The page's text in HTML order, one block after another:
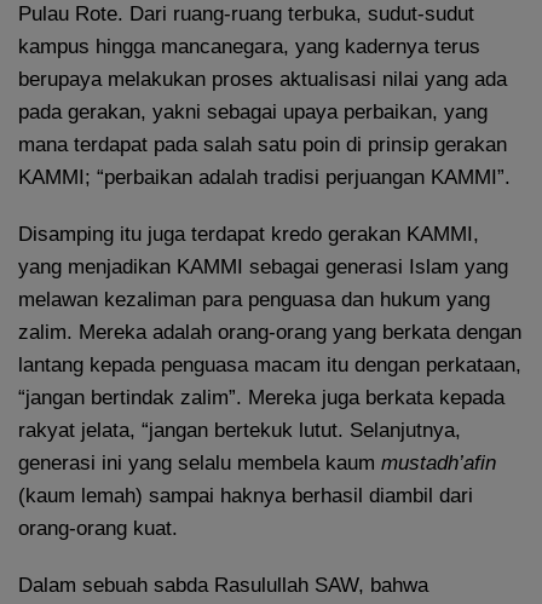
Pulau Rote. Dari ruang-ruang terbuka, sudut-sudut
kampus hingga mancanegara, yang kadernya terus
berupaya melakukan proses aktualisasi nilai yang ada
pada gerakan, yakni sebagai upaya perbaikan, yang
mana terdapat pada salah satu poin di prinsip gerakan
KAMMI; “perbaikan adalah tradisi perjuangan KAMMI”.
Disamping itu juga terdapat kredo gerakan KAMMI,
yang menjadikan KAMMI sebagai generasi Islam yang
melawan kezaliman para penguasa dan hukum yang
zalim. Mereka adalah orang-orang yang berkata dengan
lantang kepada penguasa macam itu dengan perkataan,
“jangan bertindak zalim”. Mereka juga berkata kepada
rakyat jelata, “jangan bertekuk lutut. Selanjutnya,
generasi ini yang selalu membela kaum mustadh’afin
(kaum lemah) sampai haknya berhasil diambil dari
orang-orang kuat.
Dalam sebuah sabda Rasulullah SAW, bahwa